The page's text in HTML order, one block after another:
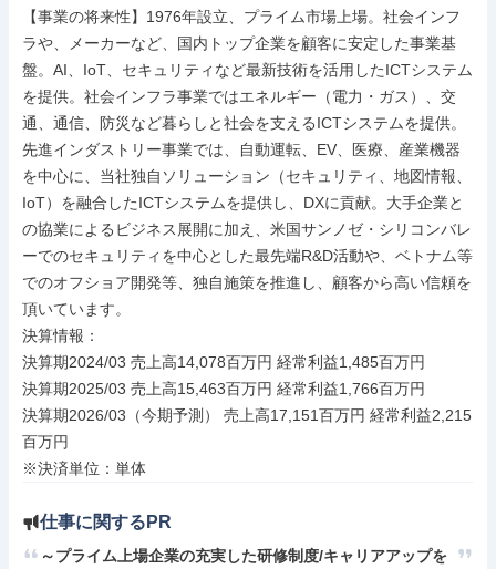
【事業の将来性】1976年設立、プライム市場上場。社会インフ
ラや、メーカーなど、国内トップ企業を顧客に安定した事業基
盤。AI、IoT、セキュリティなど最新技術を活用したICTシステム
を提供。社会インフラ事業ではエネルギー（電力・ガス）、交
通、通信、防災など暮らしと社会を支えるICTシステムを提供。
先進インダストリー事業では、自動運転、EV、医療、産業機器
を中心に、当社独自ソリューション（セキュリティ、地図情報、
IoT）を融合したICTシステムを提供し、DXに貢献。大手企業と
の協業によるビジネス展開に加え、米国サンノゼ・シリコンバレ
ーでのセキュリティを中心とした最先端R&D活動や、ベトナム等
でのオフショア開発等、独自施策を推進し、顧客から高い信頼を
頂いています。
決算情報：
決算期2024/03 売上高14,078百万円 経常利益1,485百万円
決算期2025/03 売上高15,463百万円 経常利益1,766百万円
決算期2026/03（今期予測） 売上高17,151百万円 経常利益2,215
百万円
※決済単位：単体
仕事に関するPR
～プライム上場企業の充実した研修制度/キャリアアップを